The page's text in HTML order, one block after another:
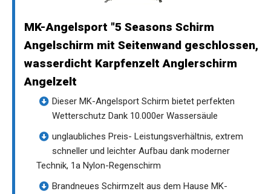
MK-Angelsport "5 Seasons Schirm
Angelschirm mit Seitenwand geschlossen,
wasserdicht Karpfenzelt Anglerschirm
Angelzelt
Dieser MK-Angelsport Schirm bietet perfekten
Wetterschutz Dank 10.000er Wassersäule
unglaubliches Preis- Leistungsverhältnis, extrem
schneller und leichter Aufbau dank moderner
Technik, 1a Nylon-Regenschirm
Brandneues Schirmzelt aus dem Hause MK-